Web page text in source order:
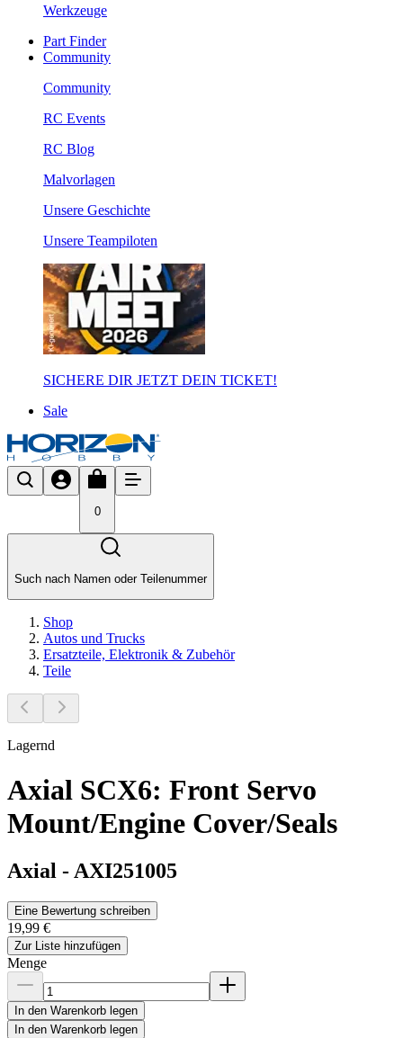
Werkzeuge
Part Finder
Community
Community
RC Events
RC Blog
Malvorlagen
Unsere Geschichte
Unsere Teampiloten
SICHERE DIR JETZT DEIN TICKET!
Sale
0
Such nach Namen oder Teilenummer
Shop
Autos und Trucks
Ersatzteile, Elektronik & Zubehör
Teile
Lagernd
Axial SCX6: Front Servo
Mount/Engine Cover/Seals
Axial - AXI251005
Eine Bewertung schreiben
19,99 €
Zur Liste hinzufügen
Menge
In den Warenkorb legen
In den Warenkorb legen